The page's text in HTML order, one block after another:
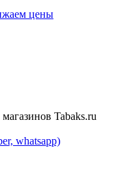
цены
Tabaks.ru
whatsapp)